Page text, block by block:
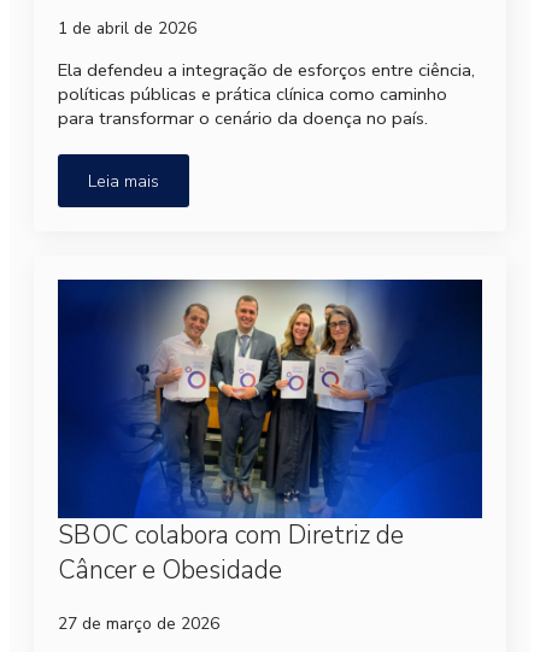
1 de abril de 2026
Ela defendeu a integração de esforços entre ciência,
políticas públicas e prática clínica como caminho
para transformar o cenário da doença no país.
Leia mais
SBOC colabora com Diretriz de
Câncer e Obesidade
27 de março de 2026